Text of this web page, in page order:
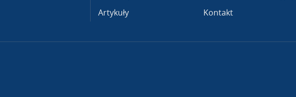
Artykuły
Kontakt